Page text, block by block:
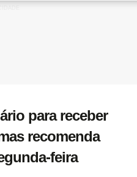
para receber
recomenda
feira